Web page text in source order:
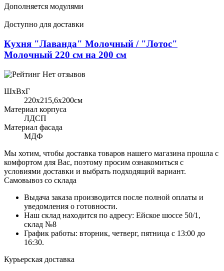
Дополняется модулями
Доступно для доставки
Кухня "Лаванда" Молочный / "Лотос"
Молочный 220 см на 200 см
Нет отзывов
ШхВхГ
220x215,6х200см
Материал корпуса
ЛДСП
Материал фасада
МДФ
Мы хотим, чтобы доставка товаров нашего магазина прошла с
комфортом для Вас, поэтому просим ознакомиться с
условиями доставки и выбрать подходящий вариант.
Самовывоз со склада
Выдача заказа производится после полной оплаты и
уведомления о готовности.
Наш склад находится по адресу: Ейское шоссе 50/1,
склад №8
График работы: вторник, четверг, пятница с 13:00 до
16:30.
Курьерская доставка